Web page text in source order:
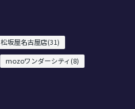
松坂屋名古屋店(31)
mozoワンダーシティ(8)